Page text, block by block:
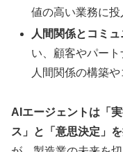
値の高い業務に投
人間関係とコミュ
い、顧客やパー
人間関係の構築
AIエージェントは「
ス」と「意思決定」を